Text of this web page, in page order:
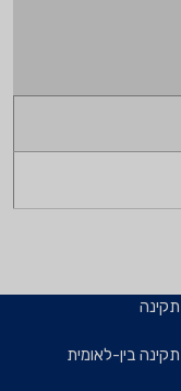
תקינה
תקינה בין-לאומית